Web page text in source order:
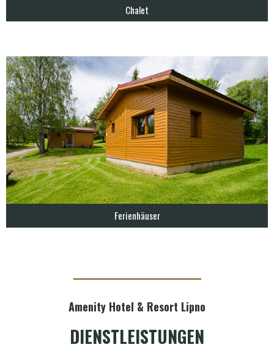
Chalet
Ferienhäuser
Amenity Hotel & Resort Lipno
DIENSTLEISTUNGEN